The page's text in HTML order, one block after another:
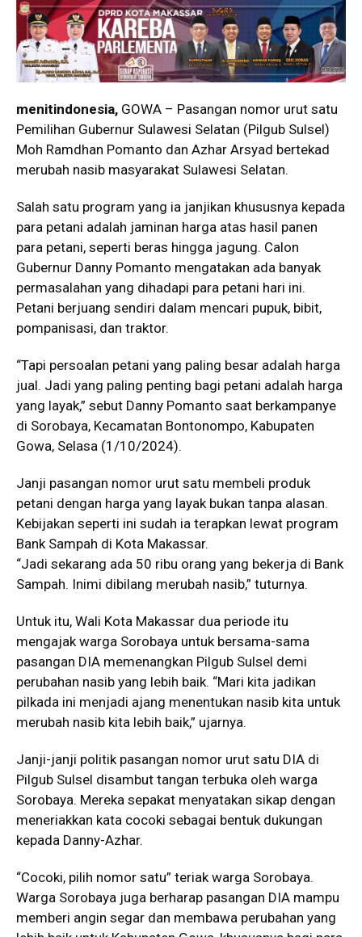
menitindonesia, GOWA – Pasangan nomor urut satu
Pemilihan Gubernur Sulawesi Selatan (Pilgub Sulsel)
Moh Ramdhan Pomanto dan Azhar Arsyad bertekad
merubah nasib masyarakat Sulawesi Selatan.
Salah satu program yang ia janjikan khususnya kepada
para petani adalah jaminan harga atas hasil panen
para petani, seperti beras hingga jagung. Calon
Gubernur Danny Pomanto mengatakan ada banyak
permasalahan yang dihadapi para petani hari ini.
Petani berjuang sendiri dalam mencari pupuk, bibit,
pompanisasi, dan traktor.
“Tapi persoalan petani yang paling besar adalah harga
jual. Jadi yang paling penting bagi petani adalah harga
yang layak,” sebut Danny Pomanto saat berkampanye
di Sorobaya, Kecamatan Bontonompo, Kabupaten
Gowa, Selasa (1/10/2024).
Janji pasangan nomor urut satu membeli produk
petani dengan harga yang layak bukan tanpa alasan.
Kebijakan seperti ini sudah ia terapkan lewat program
Bank Sampah di Kota Makassar.
“Jadi sekarang ada 50 ribu orang yang bekerja di Bank
Sampah. Inimi dibilang merubah nasib,” tuturnya.
Untuk itu, Wali Kota Makassar dua periode itu
mengajak warga Sorobaya untuk bersama-sama
pasangan DIA memenangkan Pilgub Sulsel demi
perubahan nasib yang lebih baik. “Mari kita jadikan
pilkada ini menjadi ajang menentukan nasib kita untuk
merubah nasib kita lebih baik,” ujarnya.
Janji-janji politik pasangan nomor urut satu DIA di
Pilgub Sulsel disambut tangan terbuka oleh warga
Sorobaya. Mereka sepakat menyatakan sikap dengan
meneriakkan kata cocoki sebagai bentuk dukungan
kepada Danny-Azhar.
“Cocoki, pilih nomor satu” teriak warga Sorobaya.
Warga Sorobaya juga berharap pasangan DIA mampu
memberi angin segar dan membawa perubahan yang